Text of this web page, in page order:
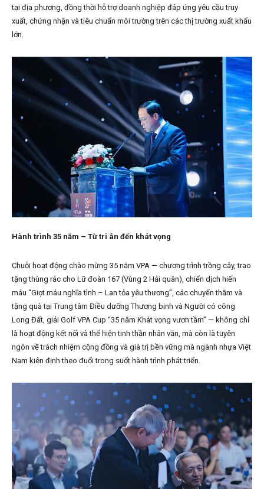
tại địa phương, đồng thời hỗ trợ doanh nghiệp đáp ứng yêu cầu truy
xuất, chứng nhận và tiêu chuẩn môi trường trên các thị trường xuất khẩu
lớn.
Hành trình 35 năm – Từ tri ân đến khát vọng
Chuỗi hoạt động chào mừng 35 năm VPA — chương trình trồng cây, trao
tặng thùng rác cho Lữ đoàn 167 (Vùng 2 Hải quân), chiến dịch hiến
máu “Giọt máu nghĩa tình – Lan tỏa yêu thương”, các chuyến thăm và
tặng quà tại Trung tâm Điều dưỡng Thương binh và Người có công
Long Đất, giải Golf VPA Cup “35 năm Khát vọng vươn tầm” — không chỉ
là hoạt động kết nối và thể hiện tinh thần nhân văn, mà còn là tuyên
ngôn về trách nhiệm cộng đồng và giá trị bền vững mà ngành nhựa Việt
Nam kiên định theo đuổi trong suốt hành trình phát triển.